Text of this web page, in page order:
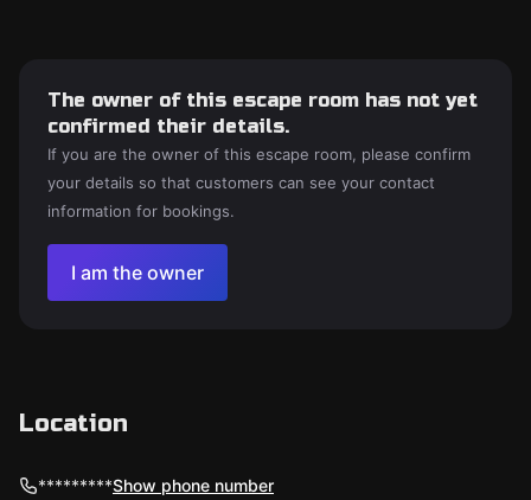
The owner of this escape room has not yet
confirmed their details.
If you are the owner of this escape room, please confirm
your details so that customers can see your contact
information for bookings.
I am the owner
Location
*********Show phone number